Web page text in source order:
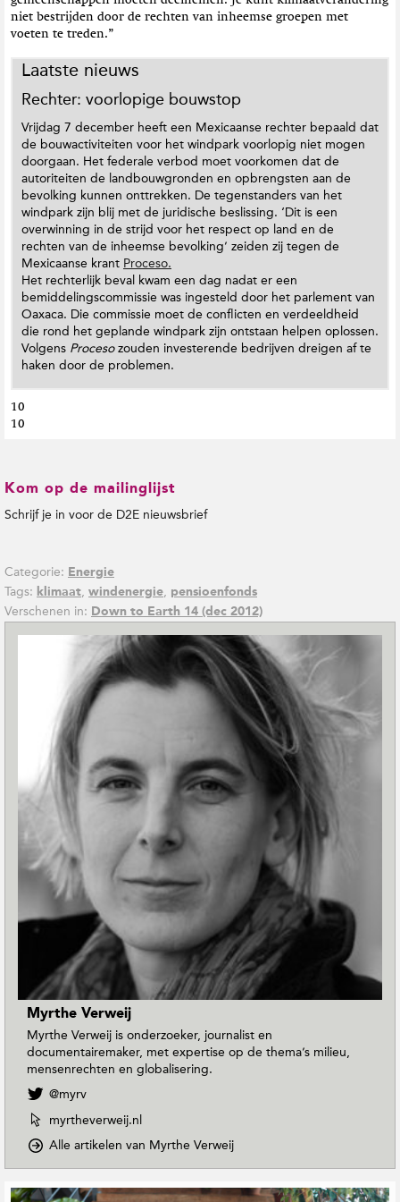
niet bestrijden door de rechten van inheemse groepen met
voeten te treden.”
Laatste nieuws
Rechter: voorlopige bouwstop
Vrijdag 7 december heeft een Mexicaanse rechter bepaald dat
de bouwactiviteiten voor het windpark voorlopig niet mogen
doorgaan. Het federale verbod moet voorkomen dat de
autoriteiten de landbouwgronden en opbrengsten aan de
bevolking kunnen onttrekken. De tegenstanders van het
windpark zijn blij met de juridische beslissing. ‘Dit is een
overwinning in de strijd voor het respect op land en de
rechten van de inheemse bevolking’ zeiden zij tegen de
Mexicaanse krant Proceso.
Het rechterlijk beval kwam een dag nadat er een
bemiddelingscommissie was ingesteld door het parlement van
Oaxaca. Die commissie moet de conflicten en verdeeldheid
die rond het geplande windpark zijn ontstaan helpen oplossen.
Volgens Procesozouden investerende bedrijven dreigen af te
haken door de problemen.
10
10
Kom op de mailinglijst
Schrijf je in voor de D2E nieuwsbrief
Categorie: Energie
Tags: klimaat, windenergie, pensioenfonds
Verschenen in: Down to Earth 14 (dec 2012)
Myrthe Verweij
Myrthe Verweij is onderzoeker, journalist en
documentairemaker, met expertise op de thema’s milieu,
mensenrechten en globalisering.
V
l
g
r
@myrv
W
b
s
i
myrtheverweij.nl
Alle artikelen van Myrthe Verweijo
o
G